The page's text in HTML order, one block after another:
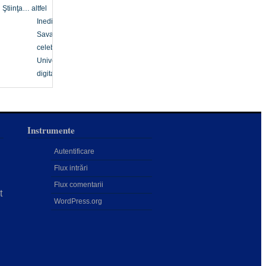
Ştiinţa… altfel
Inedit
Savanți
celebri
Univers
digital
Instrumente
Autentificare
Flux intrări
Flux comentarii
WordPress.org